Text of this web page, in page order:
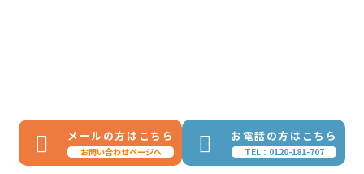
メールの方はこちら
お問い合わせページへ
お電話の方はこちら
TEL：0120-181-707